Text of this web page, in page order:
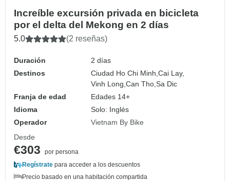
Increíble excursión privada en bicicleta
por el delta del Mekong en 2 días
5.0 (2 reseñas)
Duración
2 días
Destinos
Ciudad Ho Chi Minh,Cai Lay,
Vinh Long,Can Tho,Sa Dic
Franja de edad
Edades 14+
Idioma
Solo: Inglés
Operador
Vietnam By Bike
Desde
€303
por persona
Regístrate para acceder a los descuentos
Precio basado en una habitación compartida